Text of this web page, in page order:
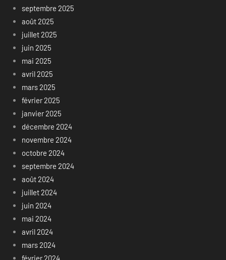
septembre 2025
août 2025
juillet 2025
juin 2025
mai 2025
avril 2025
mars 2025
février 2025
janvier 2025
décembre 2024
novembre 2024
octobre 2024
septembre 2024
août 2024
juillet 2024
juin 2024
mai 2024
avril 2024
mars 2024
février 2024